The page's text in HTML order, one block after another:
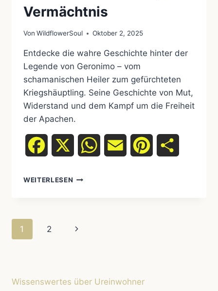
Vermächtnis
Von WildflowerSoul Oktober 2, 2025
Entdecke die wahre Geschichte hinter der
Legende von Geronimo – vom
schamanischen Heiler zum gefürchteten
Kriegshäuptling. Seine Geschichte von Mut,
Widerstand und dem Kampf um die Freiheit
der Apachen.
Facebook WhatsAppEmail Pinterest
WEITERLESEN DIE
WIDERSTAND
Seitennavigation
1 2
Nächste
Wissenswertes über Ureinwohner